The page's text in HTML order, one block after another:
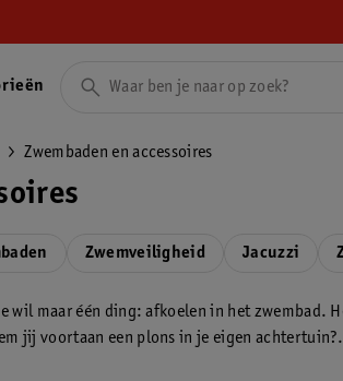
Zwembaden en accessoires
Zwemveiligheid Jacuzzi
wil maar één ding: afkoelen in het
jij voortaan een plons in je eigen achtertuin?